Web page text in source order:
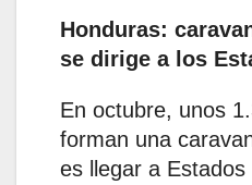
Honduras:
se dirige a los
En octubre, unos
forman una
es llegar a